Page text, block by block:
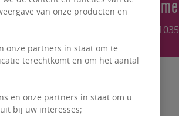
Guillaume
+3226431035
van onze producten en
onze partners in staat om te
terechtkomt en om het aantal
en onze partners in staat om u
bij uw interesses;